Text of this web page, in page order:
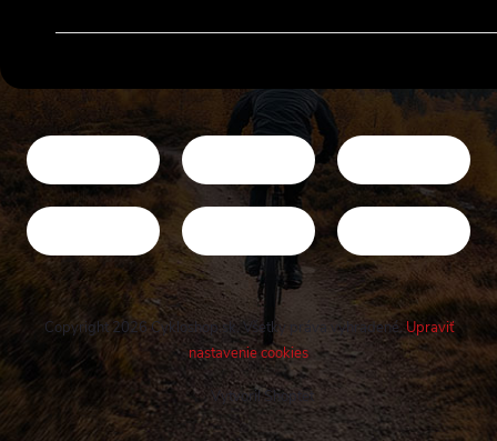
Vytvoril Shoptet
Copyright 2026 Cykloshop.sk. Všetky práva vyhradené.Upraviť
nastavenie cookies